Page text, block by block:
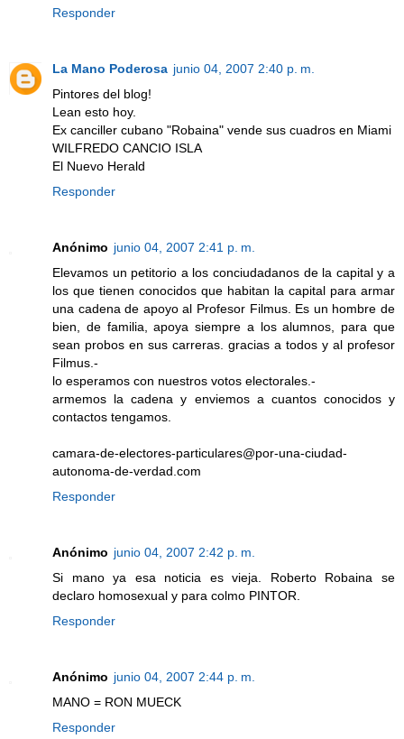
Responder
La Mano Poderosa junio 04, 2007 2:40 p. m.
Pintores del blog!
Lean esto hoy.
Ex canciller cubano "Robaina" vende sus cuadros en Miami
WILFREDO CANCIO ISLA
El Nuevo Herald
Responder
Anónimo junio 04, 2007 2:41 p. m.
Elevamos un petitorio a los conciudadanos de la capital y a
los que tienen conocidos que habitan la capital para armar
una cadena de apoyo al Profesor Filmus. Es un hombre de
bien, de familia, apoya siempre a los alumnos, para que
sean probos en sus carreras. gracias a todos y al profesor
Filmus.-
lo esperamos con nuestros votos electorales.-
armemos la cadena y enviemos a cuantos conocidos y
contactos tengamos.
camara-de-electores-particulares@por-una-ciudad-
autonoma-de-verdad.com
Responder
Anónimo junio 04, 2007 2:42 p. m.
Si mano ya esa noticia es vieja. Roberto Robaina se
declaro homosexual y para colmo PINTOR.
Responder
Anónimo junio 04, 2007 2:44 p. m.
MANO = RON MUECK
Responder